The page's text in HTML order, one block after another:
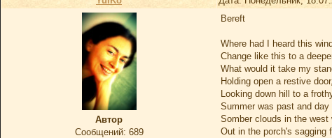
Автор
Сообщений: 689
Bereft
Where had I heard this
Change like this to a
What would it take my
Holding open a restive door,
Looking down hill to a
Summer was past and day
Somber clouds in the west
Out in the porch's sagging